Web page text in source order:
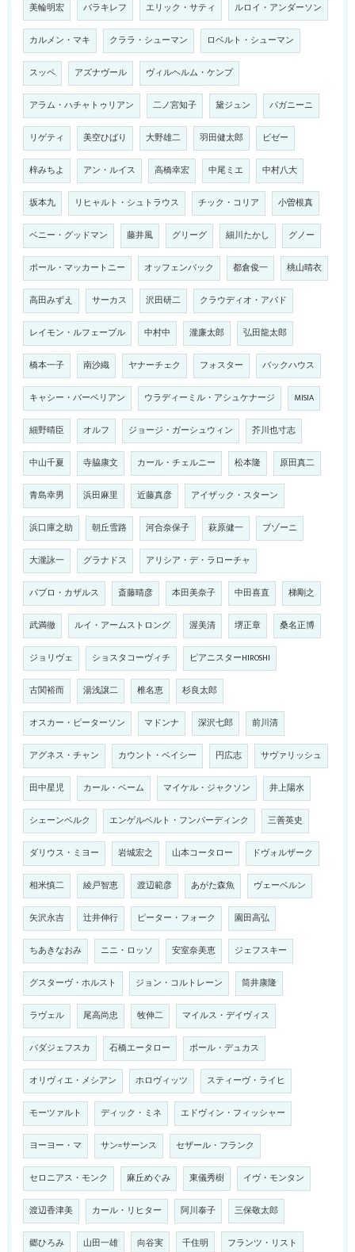
美輪明宏 バラキレフ エリック・サティ ルロイ・アンダーソン
カルメン・マキ クララ・シューマン ロベルト・シューマン
スッペ アズナヴール ヴィルヘルム・ケンプ
アラム・ハチャトゥリアン 二ノ宮知子 黛ジュン パガニーニ
リゲティ 美空ひばり 大野雄二 羽田健太郎 ビゼー
梓みちよ アン・ルイス 高橋幸宏 中尾ミエ 中村八大
坂本九 リヒャルト・シュトラウス チック・コリア 小曽根真
ベニー・グッドマン 藤井風 グリーグ 細川たかし グノー
ポール・マッカートニー オッフェンバック 都倉俊一 桃山晴衣
高田みずえ サーカス 沢田研二 クラウディオ・アバド
レイモン・ルフェーブル 中村中 瀧廉太郎 弘田龍太郎
橋本一子 南沙織 ヤナーチェク フォスター バックハウス
キャシー・バーベリアン ウラディーミル・アシュケナージ MISIA
細野晴臣 オルフ ジョージ・ガーシュウィン 芥川也寸志
中山千夏 寺脇康文 カール・チェルニー 松本隆 原田真二
青島幸男 浜田麻里 近藤真彦 アイザック・スターン
浜口庫之助 朝丘雪路 河合奈保子 萩原健一 ブゾーニ
大瀧詠一 グラナドス アリシア・デ・ラローチャ
パブロ・カザルス 斎藤晴彦 本田美奈子 中田喜直 梯剛之
武満徹 ルイ・アームストロング 渥美清 堺正章 桑名正博
ジョリヴェ ショスタコーヴィチ ピアニスターHIROSHI
古関裕而 湯浅譲二 椎名恵 杉良太郎
オスカー・ピーターソン マドンナ 深沢七郎 前川清
アグネス・チャン カウント・ベイシー 円広志 サヴァリッシュ
田中星児 カール・ベーム マイケル・ジャクソン 井上陽水
シェーンベルク エンゲルベルト・フンパーディンク 三善英史
ダリウス・ミヨー 岩城宏之 山本コータロー ドヴォルザーク
相米慎二 綾戸智恵 渡辺範彦 あがた森魚 ヴェーベルン
矢沢永吉 辻井伸行 ピーター・フォーク 園田高弘
ちあきなおみ ニニ・ロッソ 安室奈美恵 ジェフスキー
グスターヴ・ホルスト ジョン・コルトレーン 筒井康隆
ラヴェル 尾高尚忠 牧伸二 マイルス・デイヴィス
バダジェフスカ 石橋エータロー ポール・デュカス
オリヴィエ・メシアン ホロヴィッツ スティーヴ・ライヒ
モーツァルト ディック・ミネ エドヴィン・フィッシャー
ヨーヨー・マ サン=サーンス セザール・フランク
セロニアス・モンク 麻丘めぐみ 東儀秀樹 イヴ・モンタン
渡辺香津美 カール・リヒター 阿川泰子 三保敬太郎
郷ひろみ 山田一雄 向谷実 千住明 フランツ・リスト